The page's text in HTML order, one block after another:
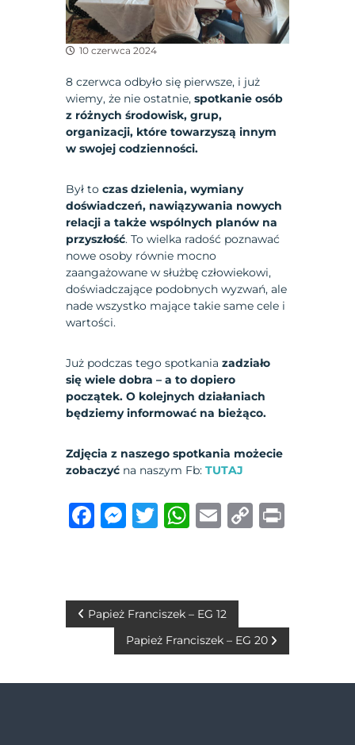
10 czerwca 2024
8 czerwca odbyło się pierwsze, i już
wiemy, że nie ostatnie,spotkanie osób
z różnych środowisk, grup,
organizacji, które towarzyszą innym
w swojej codzienności.
Był toczas dzielenia, wymiany
doświadczeń, nawiązywania nowych
relacji a także wspólnych planów na
przyszłość. To wielka radość poznawać
nowe osoby równie mocno
zaangażowane w służbę człowiekowi,
doświadczające podobnych wyzwań, ale
nade wszystko mające takie same cele i
wartości.
Już podczas tego spotkaniazadziało
się wiele dobra – a to dopiero
początek. O kolejnych działaniach
będziemy informować na bieżąco.
Zdjęcia z naszego spotkania możecie
zobaczyć na naszym Fb:TUTAJ
F
b
k
M
n
g
T
r
W
A
p
E
C
n
N
w
Papież Franciszek – EG 12
Papież Franciszek – EG 20